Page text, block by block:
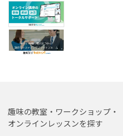
趣味の教室・ワークショップ・
オンラインレッスンを探す